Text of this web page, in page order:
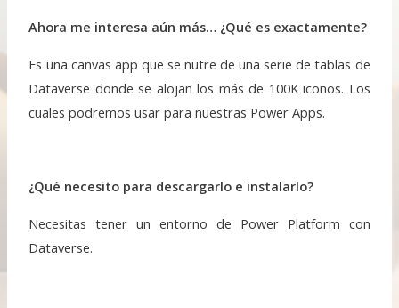
Ahora me interesa aún más… ¿Qué es exactamente?
Es una canvas app que se nutre de una serie de tablas de
Dataverse donde se alojan los más de 100K iconos. Los
cuales podremos usar para nuestras Power Apps.
¿Qué necesito para descargarlo e instalarlo?
Necesitas tener un entorno de Power Platform con
Dataverse.